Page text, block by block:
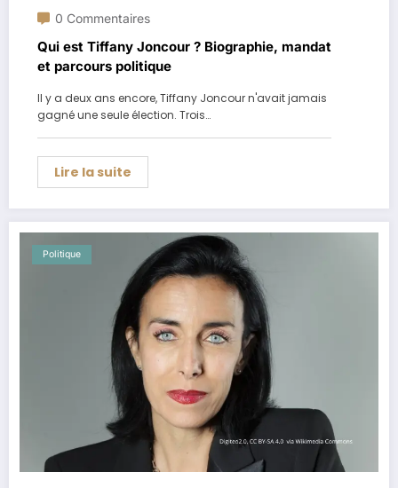
0 Commentaires
Qui est Tiffany Joncour ? Biographie, mandat
et parcours politique
Il y a deux ans encore, Tiffany Joncour n'avait jamais
gagné une seule élection. Trois…
Lire la suite
Politique